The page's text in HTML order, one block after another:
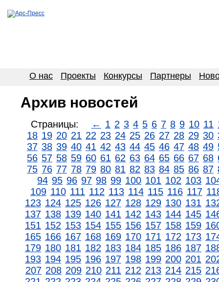
О нас Проекты Конкурсы Партнеры
Архив новостей
Страницы: ← 1 2 3 4 5 6 7 8 9 10 11
18 19 20 21 22 23 24 25 26 27 28 29 30
37 38 39 40 41 42 43 44 45 46 47 48 49
56 57 58 59 60 61 62 63 64 65 66 67 68
75 76 77 78 79 80 81 82 83 84 85 86 87
94 95 96 97 98 99 100 101 102 103
109 110 111 112 113 114 115 116 117
123 124 125 126 127 128 129 130 131
137 138 139 140 141 142 143 144 145
151 152 153 154 155 156 157 158 159
165 166 167 168 169 170 171 172 173
179 180 181 182 183 184 185 186 187
193 194 195 196 197 198 199 200 201
207 208 209 210 211 212 213 214 215